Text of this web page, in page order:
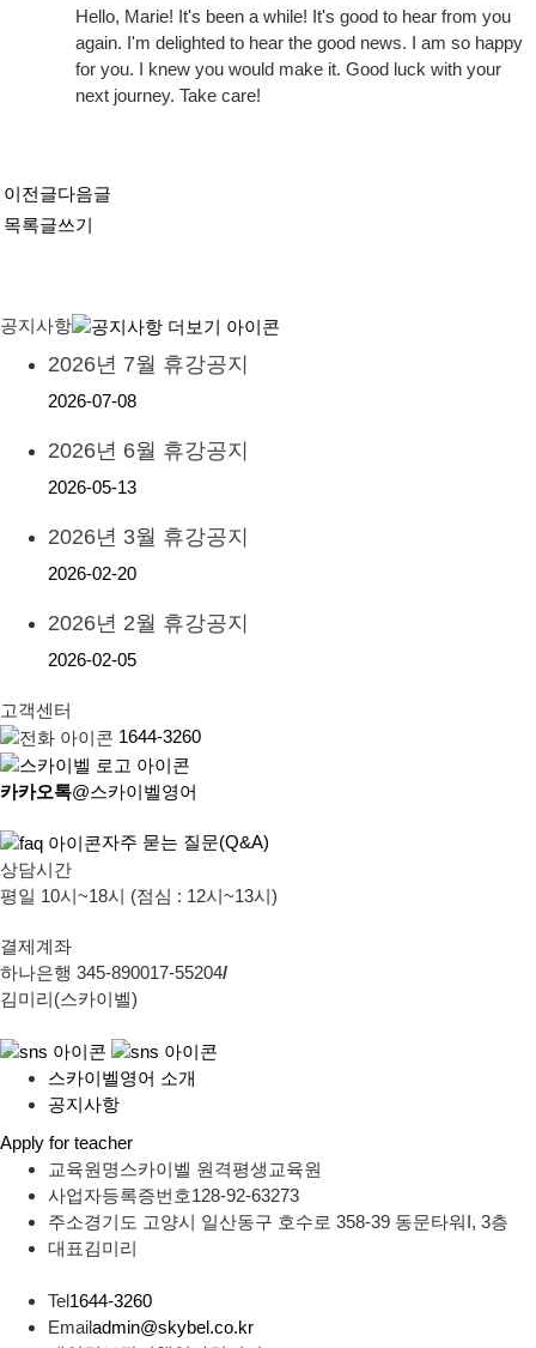
Hello, Marie! It's been a while! It's good to hear from you
again. I'm delighted to hear the good news. I am so happy
for you. I knew you would make it. Good luck with your
next journey. Take care!
이전글다음글
목록글쓰기
공지사항
2026년 7월 휴강공지
2026-07-08
2026년 6월 휴강공지
2026-05-13
2026년 3월 휴강공지
2026-02-20
2026년 2월 휴강공지
2026-02-05
고객센터
1644-3260
카카오톡@스카이벨영어
자주 묻는 질문(Q&A)
상담시간
평일 10시~18시 (점심 : 12시~13시)
결제계좌
하나은행 345-890017-55204/
김미리(스카이벨)
스카이벨영어 소개
공지사항
Apply for teacher
교육원명스카이벨 원격평생교육원
사업자등록증번호128-92-63273
주소경기도 고양시 일산동구 호수로 358-39 동문타워I, 3층
대표김미리
Tel1644-3260
Emailadmin@skybel.co.kr